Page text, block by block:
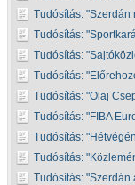
Tudósítás: Szerdán
Tudósítás:
Tudósítás:
Tudósítás:
Tudósítás: Olaj
Tudósítás:
FIBA
Tudósítás:
Tudósítás:
Tudósítás: Szerdán